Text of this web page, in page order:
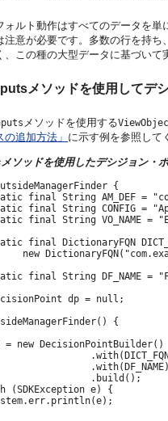
ォルト動作はすべてのデータを
注意が必要です。多数の行を持
、この種の大型データに基づい
メソッドを使用してデ
メソッドを使用する
追加方法」 に示す例を参照して
ソッドを使用したデシジョン・
{
final String AM_DEF =
final String CONFIG =
final String VO_NAME =
final DictionaryFQN
new
final String DF_NAME =
dp = null;
{
= new DecisionPointBuilder()
.with(DF_NAME)
.build();
(SDKException e) {